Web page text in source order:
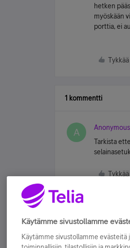
hetken
myöskään
porttia, ei
Tykkää
1 kommentti
A Anonymous
Tarkista
Tykkää
Käytämme sivustollamme
Käytämme sivustollamme